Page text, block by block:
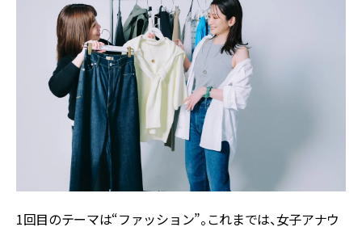
1回目のテーマは“ファッション”。これまでは、女子アナウ